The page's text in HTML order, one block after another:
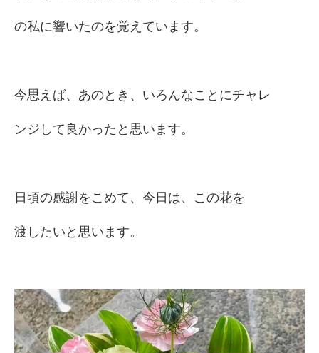
の私に響いたのを覚えています。
今思えば、あのとき、いろんなことにチャレ
ンジして良かったと思います。
日頃の感謝をこめて、今日は、この花を
渡したいと思います。